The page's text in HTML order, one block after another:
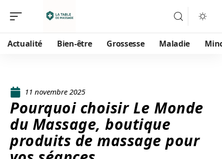
Actualité Bien-être Grossesse Maladie
11 novembre 2025
Pourquoi choisir Le Monde
du Massage, boutique
produits de massage pour